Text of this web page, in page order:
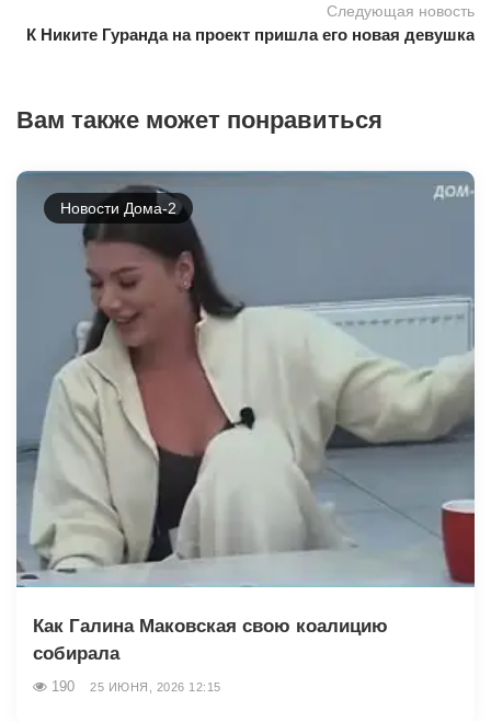
Следующая новость
К Никите Гуранда на проект пришла его новая девушка
Вам также может понравиться
Новости Дома-2
Как Галина Маковская свою коалицию
собирала
190 25 ИЮНЯ, 2026 12:15